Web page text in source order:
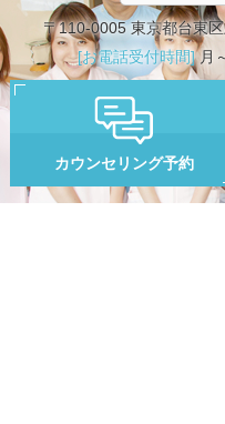
〒110-0005 東京都台東
[お電話受付時間]月
カウンセリング予約